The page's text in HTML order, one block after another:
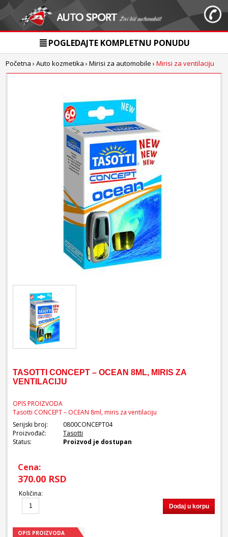
POGLEDAJTE KOMPLETNU PONUDU
Početna ›Auto kozmetika ›Mirisi za automobile ›Mirisi za ventilaciju
TASOTTI CONCEPT – OCEAN 8ML, MIRIS ZA
VENTILACIJU
OPIS PROIZVODA
Tasotti CONCEPT – OCEAN 8ml, miris za ventilaciju
Serijski broj:
0800CONCEPT04
Proizvođač:
Tasotti
Status:
Proizvod je dostupan
Cena:
370.00 RSD
Količina:
Dodaj u korpu
OPIS PROIZVODA